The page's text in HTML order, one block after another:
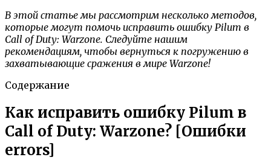
В этой статье мы рассмотрим несколько методов,
которые могут помочь исправить ошибку Pilum в
Call of Duty: Warzone. Следуйте нашим
рекомендациям, чтобы вернуться к погружению в
захватывающие сражения в мире Warzone!
Содержание
Как исправить ошибку Pilum в
Call of Duty: Warzone? [Ошибки
errors]